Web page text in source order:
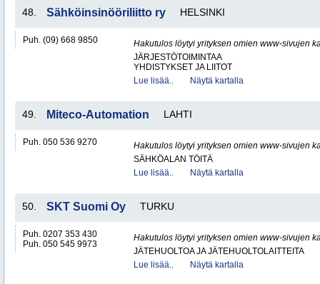
48. Sähköinsinööriliitto ry HELSINKI
Puh. (09) 668 9850
Hakutulos löytyi yrityksen omien www-sivujen
JÄRJESTÖTOIMINTAA
YHDISTYKSET JA LIITOT
Lue lisää..
Näytä kartalla
49. Miteco-Automation LAHTI
Puh. 050 536 9270
Hakutulos löytyi yrityksen omien www-sivujen
SÄHKÖALAN TÖITÄ
Lue lisää..
Näytä kartalla
50. SKT Suomi Oy TURKU
Puh. 0207 353 430
Puh. 050 545 9973
Hakutulos löytyi yrityksen omien www-sivujen
JÄTEHUOLTOA JA JÄTEHUOLTOLAITTEITA
Lue lisää..
Näytä kartalla